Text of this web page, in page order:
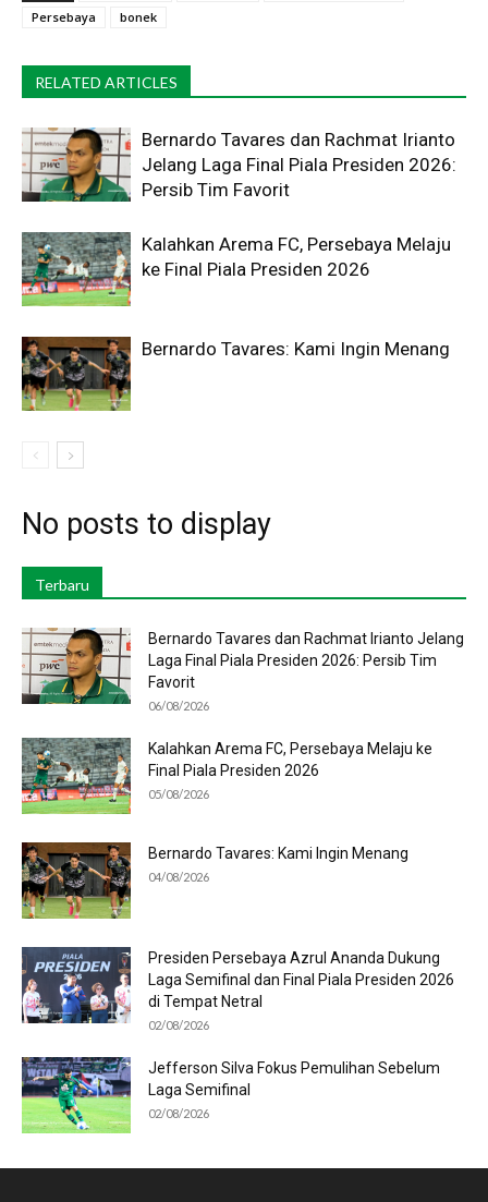
Persebaya
bonek
RELATED ARTICLES
Bernardo Tavares dan Rachmat Irianto
Jelang Laga Final Piala Presiden 2026:
Persib Tim Favorit
Kalahkan Arema FC, Persebaya Melaju
ke Final Piala Presiden 2026
Bernardo Tavares: Kami Ingin Menang
No posts to display
Terbaru
Bernardo Tavares dan Rachmat Irianto Jelang
Laga Final Piala Presiden 2026: Persib Tim
Favorit
06/08/2026
Kalahkan Arema FC, Persebaya Melaju ke
Final Piala Presiden 2026
05/08/2026
Bernardo Tavares: Kami Ingin Menang
04/08/2026
Presiden Persebaya Azrul Ananda Dukung
Laga Semifinal dan Final Piala Presiden 2026
di Tempat Netral
02/08/2026
Jefferson Silva Fokus Pemulihan Sebelum
Laga Semifinal
02/08/2026